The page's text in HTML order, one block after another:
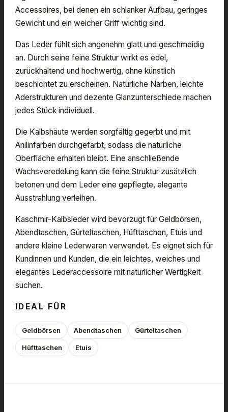
Accessoires, bei denen ein schlanker Aufbau, geringes
Gewicht und ein weicher Griff wichtig sind.
Das Leder fühlt sich angenehm glatt und geschmeidig
an. Durch seine feine Struktur wirkt es edel,
zurückhaltend und hochwertig, ohne künstlich
beschichtet zu erscheinen. Natürliche Narben, leichte
Aderstrukturen und dezente Glanzunterschiede machen
jedes Stück individuell.
Die Kalbshäute werden sorgfältig gegerbt und mit
Anilinfarben durchgefärbt, sodass die natürliche
Oberfläche erhalten bleibt. Eine anschließende
Wachsveredelung kann die feine Struktur zusätzlich
betonen und dem Leder eine gepflegte, elegante
Ausstrahlung verleihen.
Kaschmir-Kalbsleder wird bevorzugt für Geldbörsen,
Abendtaschen, Gürteltaschen, Hüfttaschen, Etuis und
andere kleine Lederwaren verwendet. Es eignet sich für
Kundinnen und Kunden, die ein leichtes, weiches und
elegantes Lederaccessoire mit natürlicher Wertigkeit
suchen.
IDEAL FÜR
Geldbörsen Abendtaschen Gürteltaschen
Hüfttaschen Etuis